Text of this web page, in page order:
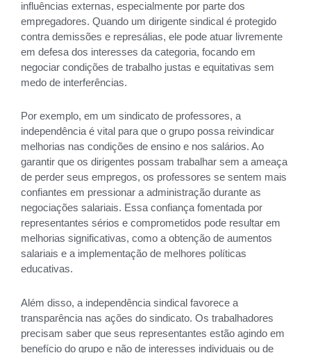
influências externas, especialmente por parte dos
empregadores. Quando um dirigente sindical é protegido
contra demissões e represálias, ele pode atuar livremente
em defesa dos interesses da categoria, focando em
negociar condições de trabalho justas e equitativas sem
medo de interferências.
Por exemplo, em um sindicato de professores, a
independência é vital para que o grupo possa reivindicar
melhorias nas condições de ensino e nos salários. Ao
garantir que os dirigentes possam trabalhar sem a ameaça
de perder seus empregos, os professores se sentem mais
confiantes em pressionar a administração durante as
negociações salariais. Essa confiança fomentada por
representantes sérios e comprometidos pode resultar em
melhorias significativas, como a obtenção de aumentos
salariais e a implementação de melhores políticas
educativas.
Além disso, a independência sindical favorece a
transparência nas ações do sindicato. Os trabalhadores
precisam saber que seus representantes estão agindo em
benefício do grupo e não de interesses individuais ou de